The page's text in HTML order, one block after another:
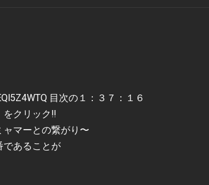
目次の１：３７：１６
をクリック‼️
ーとの繋がり〜
あることが